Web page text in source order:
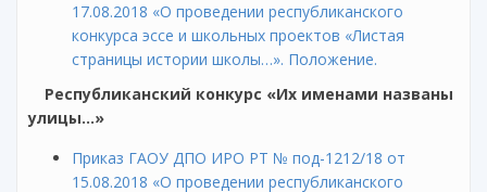
17.08.2018 «О проведении республиканского
конкурса эссе и школьных проектов «Листая
страницы истории школы…». Положение.
Республиканский конкурс «Их именами названы
улицы…»
Приказ ГАОУ ДПО ИРО РТ № под-1212/18 от
15.08.2018 «О проведении республиканского